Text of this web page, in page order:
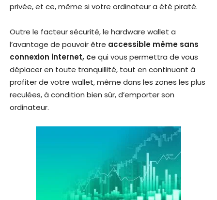
privée, et ce, même si votre ordinateur a été piraté.
Outre le facteur sécurité, le hardware wallet a
l’avantage de pouvoir être accessible même sans
connexion internet, ce qui vous permettra de vous
déplacer en toute tranquillité, tout en continuant à
profiter de votre wallet, même dans les zones les plus
reculées, à condition bien sûr, d’emporter son
ordinateur.